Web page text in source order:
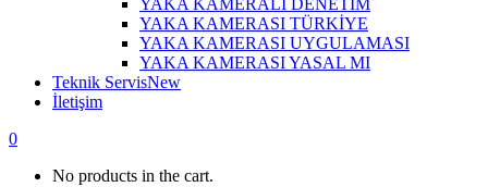
YAKA KAMERALI DENETİM
YAKA KAMERASI TÜRKİYE
YAKA KAMERASI UYGULAMASI
YAKA KAMERASI YASAL MI
Teknik ServisNew
İletişim
0
No products in the cart.